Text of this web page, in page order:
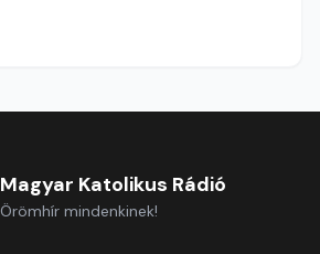
Magyar Katolikus Rádió
Örömhír mindenkinek!